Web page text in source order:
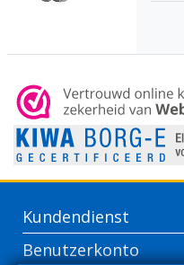
Kundendienst
Benutzerkonto